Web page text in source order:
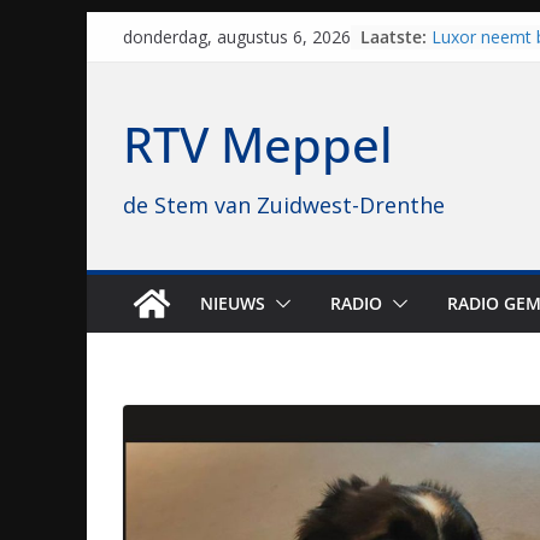
donderdag, augustus 6, 2026 Laatste: Luxor neemt
van vissport:
regio is goed
Al dertig jaar
RTV Meppel
de Stem van Zuidwest-Drenthe
NIEUWS RADIO RADIO